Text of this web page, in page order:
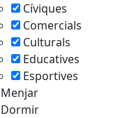
Cíviques
Comercials
Culturals
Educatives
Esportives
Menjar
Dormir